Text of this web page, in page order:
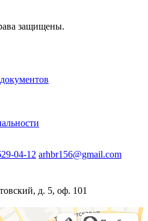
защищены.
04-12 arhbr156@gmail.com
д. 5, оф. 101